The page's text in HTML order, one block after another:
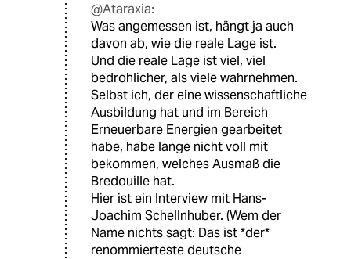
@Ataraxia:
Was angemessen ist, hängt ja auch
davon ab, wie die reale Lage ist.
Und die reale Lage ist viel, viel
bedrohlicher, als viele wahrnehmen.
Selbst ich, der eine wissenschaftliche
Ausbildung hat und im Bereich
Erneuerbare Energien gearbeitet
habe, habe lange nicht voll mit
bekommen, welches Ausmaß die
Bredouille hat.
Hier ist ein Interview mit Hans-
Joachim Schellnhuber. (Wem der
Name nichts sagt: Das ist *der*
renommierteste deutsche